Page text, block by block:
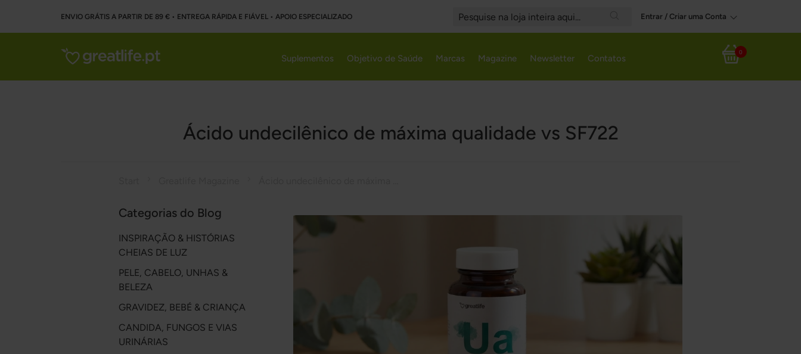
ENVIO GRÁTIS A PARTIR DE 89 € • ENTREGA RÁPIDA E FIÁVEL • APOIO ESPECIALIZADO
Search
Entrar / Criar uma Conta
Meu Carrinho
0
Suplementos Objetivo de Saúde Marcas Magazine Newsletter Contatos
Ácido undecilênico de máxima qualidade vs SF722
Categorias do Blog
INSPIRAÇÃO & HISTÓRIAS
CHEIAS DE LUZ
PELE, CABELO, UNHAS &
BELEZA
GRAVIDEZ, BEBÉ & CRIANÇA
CANDIDA, FUNGOS E VIAS
URINÁRIAS